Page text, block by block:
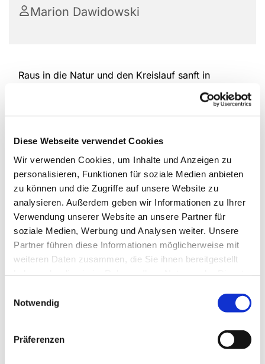
Diese Webseite verwendet Cookies
Wir verwenden Cookies, um Inhalte und Anzeigen zu
personalisieren, Funktionen für soziale Medien anbieten
zu können und die Zugriffe auf unsere Website zu
analysieren. Außerdem geben wir Informationen zu Ihrer
Verwendung unserer Website an unsere Partner für
soziale Medien, Werbung und Analysen weiter. Unsere
Partner führen diese Informationen möglicherweise mit
weiteren Daten zusammen, die Sie ihnen bereitgestellt
Notwendig
Präferenzen
Marion Dawidowski
Raus in die Natur und den Kreislauf sanft in
Schwung bringen. Nordic Walking schont die
Gelenke und bewegt gleichzeitig die gesamte
Muskulatur. Für jedes Alter und unabhängig von
Haus der Begegnung.
Eine Anmeldung ist nicht erforderlich.
Frau Marion Dawidowski, Tel.: 0151 / 72 14 02 61
Mail:marion.dawidowski@kirche-steinhagen.de